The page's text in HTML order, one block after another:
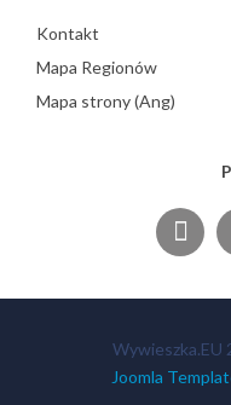
Kontakt
Mapa Regionów
Mapa strony (Ang)
Joomla